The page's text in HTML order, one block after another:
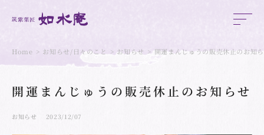
Home お知らせ/日々のこと お知らせ 開運まんじゅうの販売休止のお知
開運まんじゅうの販売休止のお知らせ
お知らせ 2023/12/07